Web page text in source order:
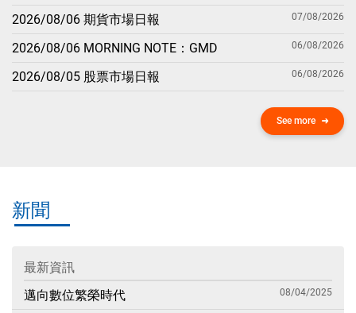
2026/08/06 期貨市場日報 07/08/2026
2026/08/06 MORNING NOTE：GMD 06/08/2026
2026/08/05 股票市場日報 06/08/2026
See more
新聞
最新資訊
邁向數位繁榮時代
08/04/2025